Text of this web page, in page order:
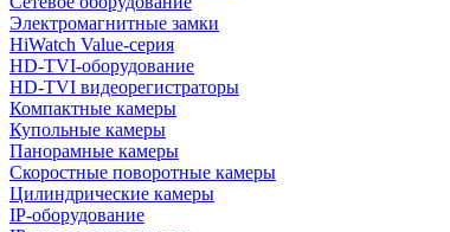
Электромагнитные замки
HiWatch Value-серия
HD-TVI-оборудование
HD-TVI видеорегистраторы
Компактные камеры
Купольные камеры
Панорамные камеры
Скоростные поворотные камеры
Цилиндрические камеры
IP-оборудование